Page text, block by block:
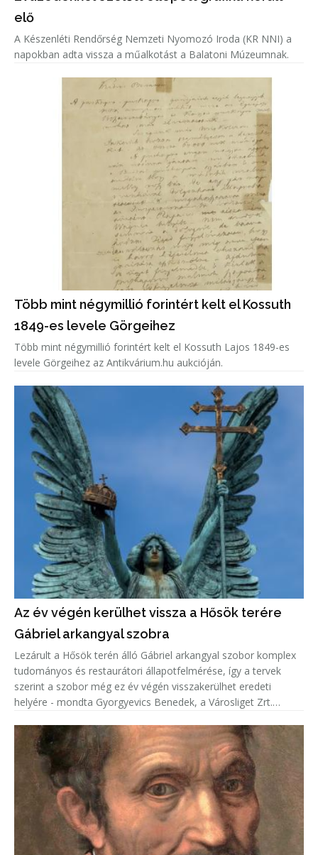
elő
A Készenléti Rendőrség Nemzeti Nyomozó Iroda (KR NNI) a
napokban adta vissza a műalkotást a Balatoni Múzeumnak.
Több mint négymillió forintért kelt el Kossuth
1849-es levele Görgeihez
Több mint négymillió forintért kelt el Kossuth Lajos 1849-es
levele Görgeihez az Antikvárium.hu aukcióján.
Az év végén kerülhet vissza a Hősök terére
Gábriel arkangyal szobra
Lezárult a Hősök terén álló Gábriel arkangyal szobor komplex
tudományos és restaurátori állapotfelmérése, így a tervek
szerint a szobor még ez év végén visszakerülhet eredeti
helyére - mondta Gyorgyevics Benedek, a Városliget Zrt.